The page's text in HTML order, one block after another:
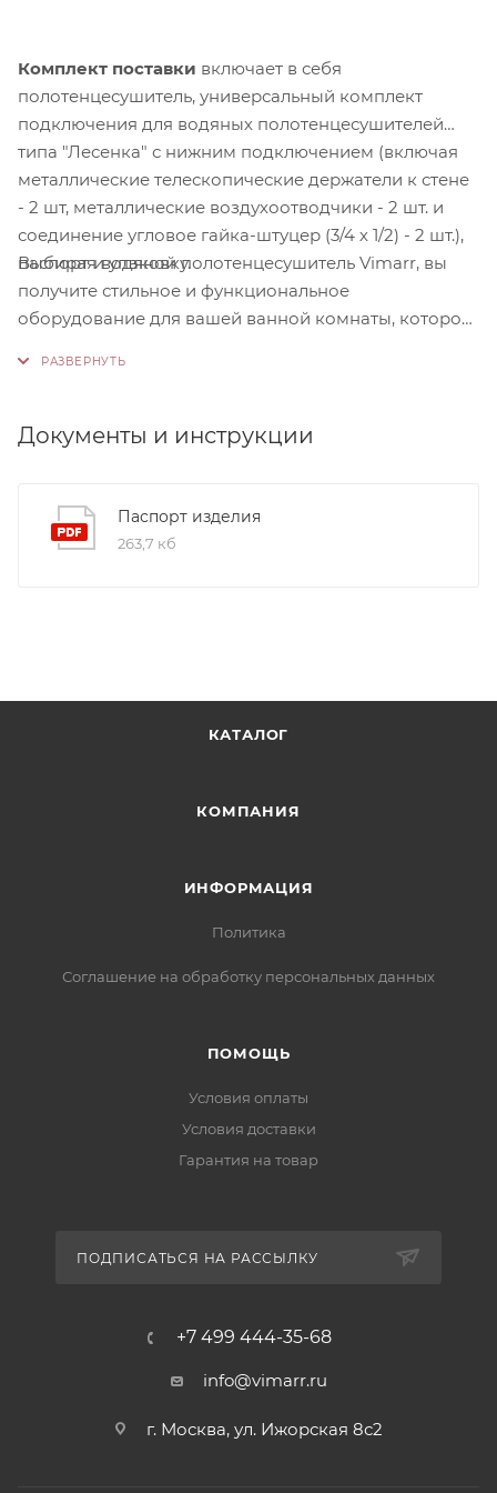
Комплект поставки включает в себя
полотенцесушитель, универсальный комплект
подключения для водяных полотенцесушителей
типа "Лесенка" с нижним подключением (включая
металлические телескопические держатели к стене
- 2 шт, металлические воздухоотводчики - 2 шт. и
соединение угловое гайка-штуцер (3/4 х 1/2) - 2 шт.),
паспорт и упаковку.
Выбирая водяной полотенцесушитель Vimarr, вы
получите стильное и функциональное
оборудование для вашей ванной комнаты, которое
Документы и инструкции
Паспорт изделия
263,7 кб
КАТАЛОГ
КОМПАНИЯ
ИНФОРМАЦИЯ
Политика
Соглашение на обработку персональных данных
ПОМОЩЬ
Условия оплаты
Условия доставки
Гарантия на товар
ПОДПИСАТЬСЯ НА РАССЫЛКУ
+7 499 444-35-68
info@vimarr.ru
г. Москва, ул. Ижорская 8с2